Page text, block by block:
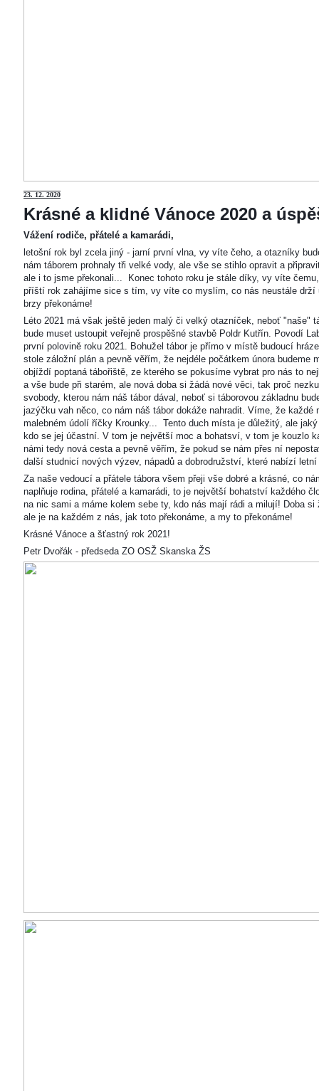
23. 12. 2020
Krásné a klidné Vánoce 2020 a
Vážení rodiče, přátelé a kamarádi,
letošní rok byl zcela jiný - jarní první vlna, vy víte čeho, a otazníky
nám táborem prohnaly tři velké vody, ale vše se stihlo opravit a
ale i to jsme překonali... Konec tohoto roku je stále díky, vy víte
příští rok zahájíme sice s tím, vy víte co myslím, co nás neustále
brzy překonáme!
Léto 2021 má však ještě jeden malý či velký otazníček, neboť "naše"
bude muset ustoupit veřejně prospěšné stavbě Poldr Kutřín. Povodí
první polovině roku 2021. Bohužel tábor je přímo v místě budoucí
stole záložní plán a pevně věřím, že nejdéle počátkem února
objíždí poptaná tábořiště, ze kterého se pokusíme vybrat pro nás to
a vše bude při starém, ale nová doba si žádá nové věci, tak proč
svobody, kterou nám náš tábor dával, neboť si táborovou základnu
jazýčku vah něco, co nám náš tábor dokáže nahradit. Víme, že
malebném údolí říčky Krounky... Tento duch místa je důležitý, ale
kdo se jej účastní. V tom je největší moc a bohatsví, v tom je kouzlo
námi tedy nová cesta a pevně věřím, že pokud se nám přes ní
další studnicí nových výzev, nápadů a dobrodružství, které nabízí letní
Za naše vedoucí a přátele tábora všem přeji vše dobré a krásné, co
naplňuje rodina, přátelé a kamarádi, to je největší bohatství každého
na nic sami a máme kolem sebe ty, kdo nás mají rádi a milují! Doba
ale je na každém z nás, jak toto překonáme, a my to překonáme!
Krásné Vánoce a šťastný rok 2021!
Petr Dvořák - předseda ZO OSŽ Skanska ŽS